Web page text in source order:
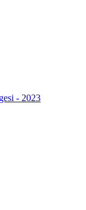
- 2023